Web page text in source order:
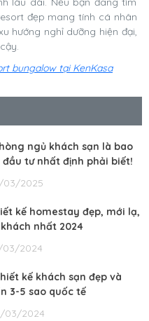
đẹp mang tính cá nhân
hướng nghỉ dưỡng hiện đại,
bungalow tại KenKasa
ngủ khách sạn là bao
đầu tư nhất định phải biết!
03/2025
kế homestay đẹp, mới lạ,
nhất 2024
03/2024
kế khách sạn đẹp và
3-5 sao quốc tế
03/2024